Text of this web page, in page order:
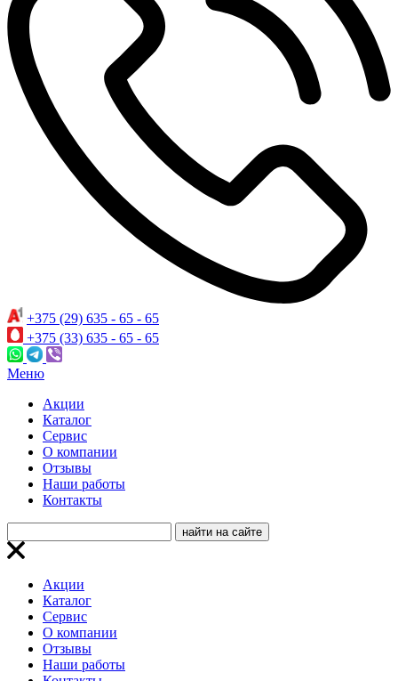
+375 (29) 635 - 65 - 65
+375 (33) 635 - 65 - 65
Меню
Акции
Каталог
Сервис
О компании
Отзывы
Наши работы
Контакты
Акции
Каталог
Сервис
О компании
Отзывы
Наши работы